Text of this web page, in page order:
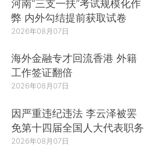
河南“三支一扶”考试规模化作
弊 内外勾结提前获取试卷
2026年08月07日
海外金融专才回流香港 外籍
工作签证翻倍
2026年08月07日
因严重违纪违法 李云泽被罢
免第十四届全国人大代表职务
2026年08月07日